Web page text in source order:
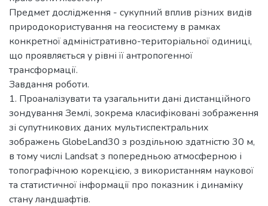
Предмет дослідження - сукупний вплив різних видів
природокористування на геосистему в рамках
конкретної адміністративно-територіальної одиниці,
що проявляється у рівні її антропогенної
трансформації.
Завдання роботи.
1. Проаналізувати та узагальнити дані дистанційного
зондування Землі, зокрема класифіковані зображення
зі супутникових даних мультиспектральних
зображень GlobeLand30 з роздільною здатністю 30 м,
в тому числі Landsat з попередньою атмосферною і
топографічною корекцією, з використанням наукової
та статистичної інформації про показник і динаміку
стану ландшафтів.